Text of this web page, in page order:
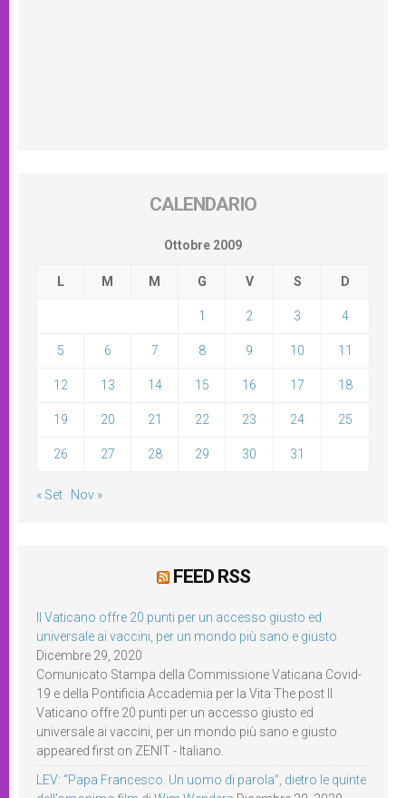
CALENDARIO
Ottobre 2009
L M M G V S D
1 2 3 4
5 6 7 8 9 10 11
12 13 14 15 16 17 18
19 20 21 22 23 24 25
26 27 28 29 30 31
« Set Nov »
FEED RSS
Il Vaticano offre 20 punti per un accesso giusto ed
universale ai vaccini, per un mondo più sano e giusto
Dicembre 29, 2020
Comunicato Stampa della Commissione Vaticana Covid-
19 e della Pontificia Accademia per la Vita The post Il
Vaticano offre 20 punti per un accesso giusto ed
universale ai vaccini, per un mondo più sano e giusto
appeared first on ZENIT - Italiano.
LEV: “Papa Francesco. Un uomo di parola”, dietro le quinte